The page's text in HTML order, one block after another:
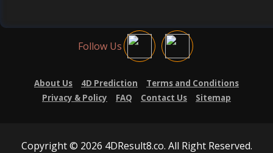
Follow Us
About Us 4D Prediction
Terms and Conditions
Privacy & Policy
FAQ Contact Us Sitemap
Copyright © 2026 4DResult8.co. All Right Reserved.